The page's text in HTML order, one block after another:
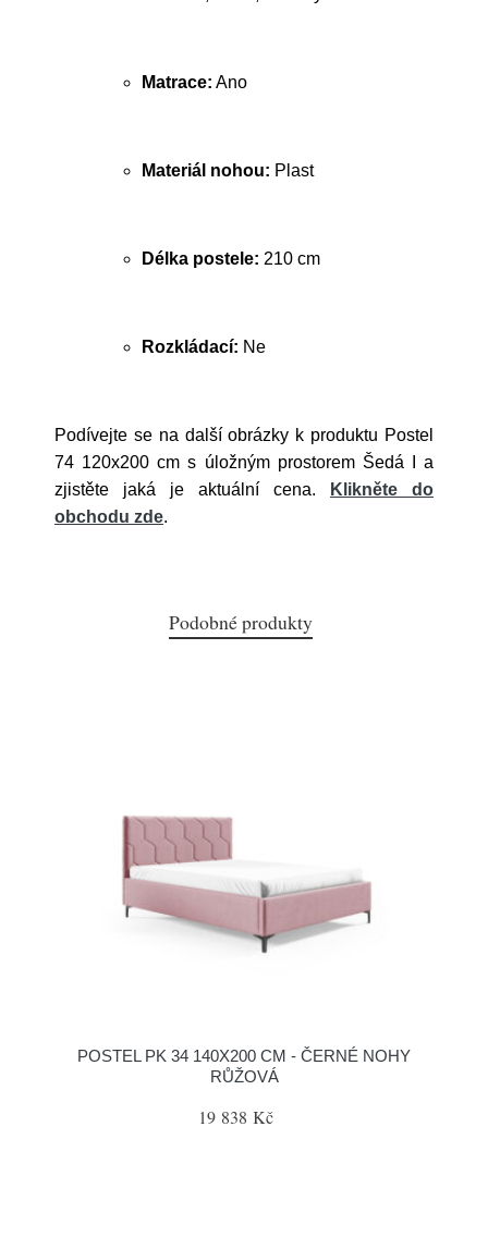
Matrace: Ano
Materiál nohou: Plast
Délka postele: 210 cm
Rozkládací: Ne
Podívejte se na další obrázky k produktu Postel
74 120x200 cm s úložným prostorem Šedá I a
zjistěte jaká je aktuální cena.
Klikněte do
obchodu zde.
Podobné produkty
POSTEL PK 34 140X200 CM - ČERNÉ NOHY
RŮŽOVÁ
19 838 Kč